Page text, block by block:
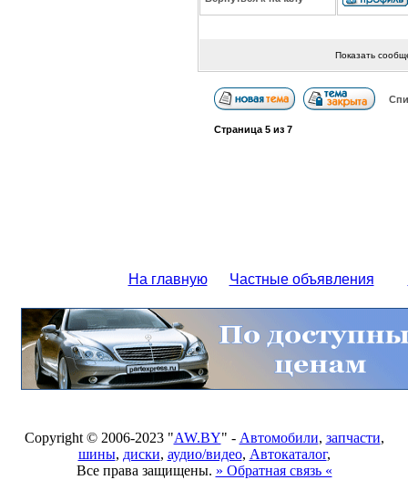
Показать
Страница 5из 7
На главную Частные объявления
Copyright © 2006-2023 "AW.BY" - Автомобили, запчасти,
шины, диски, аудио/видео, Автокаталог,
Все права защищены. » Обратная связь «